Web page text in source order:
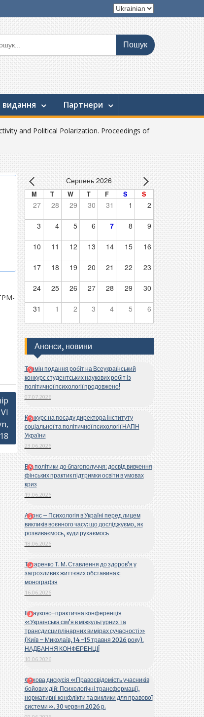
Вибрати
мову
видання Партнери
and Political Polarization. Proceedings of
Серпень 2026
M T W T F S S
27 28 29 30 31 1 2
3 4 5 6 7 8 9
10 11 12 13 14 15 16
17 18 19 20 21 22 23
24 25 26 27 28 29 30
31 1 2 3 4 5 6
Анонси, новини
Термін подання робіт на Всеукраїнський
конкурс студентських наукових робіт із
політичної психології продовжено!
07.07.2026
Конкурс на посаду директора Інституту
соціальної та політичної психології НАПН
України
23.06.2026
Від політики до благополуччя: досвід вивчення
фінських практик підтримки освіти в умовах
криз
19.06.2026
Анонс – Психологія в Україні перед лицем
викликів воєнного часу: що досліджуємо, як
розвиваємось, куди рухаємось
18.06.2026
Титаренко Т. М. Ставлення до здоров’я у
загрозливих життєвих обставинах:
монографія
16.06.2026
ІІ Науково-практична конференція
«Українська сім’я в міжкультурних та
трансдисциплінарних вимірах сучасності»
(Київ – Миколаїв, 14 -15 травня 2026 року).
НАДБАННЯ КОНФЕРЕНЦІЇ
10.06.2026
Фахова дискусія «Правосвідомість учасників
бойових дій: Психологічні трансформації,
нормативні конфлікти та виклики для правової
системи». 30 червня 2026 р.